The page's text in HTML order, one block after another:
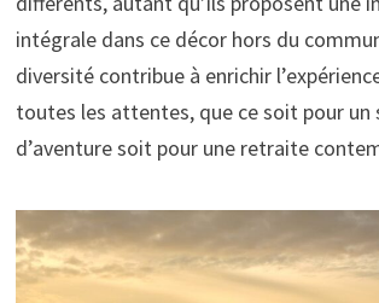
intégrale dans ce décor hors du
diversité contribue à enrichir
toutes les attentes, que ce soit pour un
d’aventure soit pour une retraite